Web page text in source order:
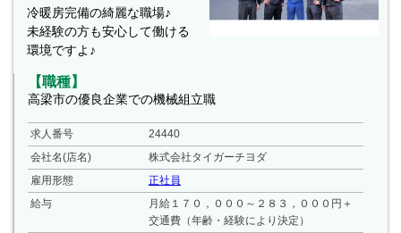
冷暖房完備の綺麗な職場♪
未経験の方も安心して働ける
環境ですよ♪
【職種】
高梁市の優良企業での機械組立職
求人番号
24440
会社名(店名)
株式会社タイガーチヨダ
雇用形態
正社員
給与
月給１７０，０００～２８３，０００円＋
交通費（年齢・経験により決定）